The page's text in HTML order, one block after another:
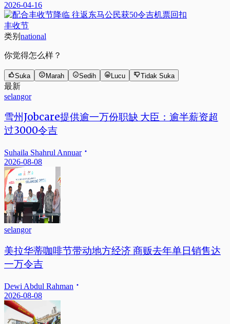
2026-04-16
丰收节
类别 national
你觉得怎么样？
Suka Marah Sedih Lucu Tidak Suka
最新
selangor
雪州Jobcare提供逾一万份职缺 大臣：逾半薪资超
过3000令吉
Suhaila Shahrul Annuar
2026-08-08
selangor
美拉华蒂咖啡节带动地方经济 商贩去年单日销售达
一万令吉
Dewi Abdul Rahman
2026-08-08